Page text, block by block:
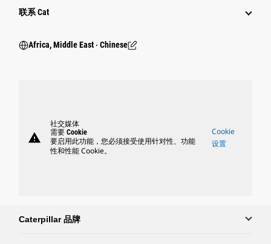
行业
联系 Cat
Africa, Middle East ‧ Chinese
warning
社交媒体
需要 Cookie
要启用此功能，您必须接受使用针对性、功能
性和性能 Cookie。
Cookie
设置
Caterpillar 品牌